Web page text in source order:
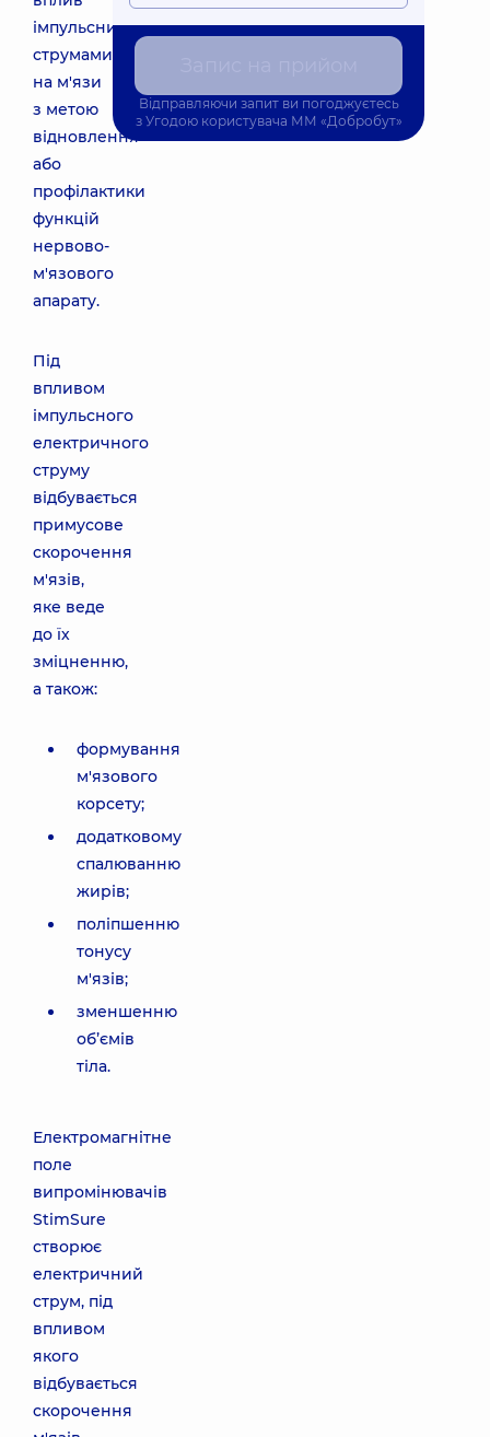
імпульсними
струмами
на м'язи
з метою
відновлення
або
профілактики
функцій
нервово-
м'язового
апарату.
Під
впливом
імпульсного
електричного
струму
відбувається
примусове
скорочення
м'язів,
яке веде
до їх
зміцненню,
а також:
формування
м'язового
корсету;
додатковому
спалюванню
жирів;
поліпшенню
тонусу
м'язів;
зменшенню
об’ємів
тіла.
Електромагнітне
поле
випромінювачів
StimSure
створює
електричний
струм, під
впливом
якого
відбувається
скорочення
Відправляючи запит ви погоджуєтесь
з Угодою користувача ММ «Добробут»